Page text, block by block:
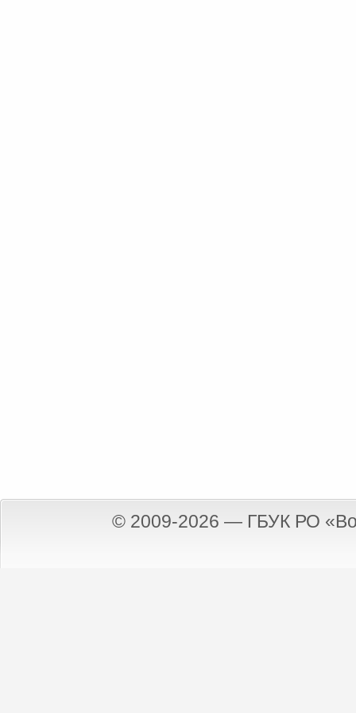
© 2009-2026 — ГБУК РО